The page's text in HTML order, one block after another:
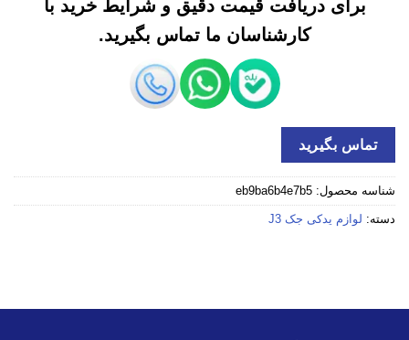
برای دریافت قیمت دقیق و شرایط خرید با
کارشناسان ما تماس بگیرید.
تماس بگیرید
شناسه محصول: eb9ba6b4e7b5
دسته: لوازم یدکی جک J3